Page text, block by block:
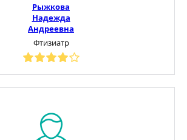
Рыжкова
Надежда
Андреевна
Фтизиатр